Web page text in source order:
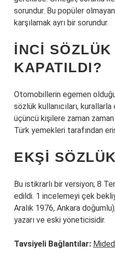
sorundur. Bu popüler
karşılamak ayrı bir sorundur.
İNCI SÖZLÜK
KAPATILDI?
Otomobillerin egemen
sözlük kullanıcıları,
üçüncü kişilere zaman
Türk yemekleri tarafından
EKŞI
Bu istikrarlı bir versiyon; 8
edildi. 1 incelemeyi çek
Aralık 1976, Ankara
yazarı ve eski yöneticisidir.
Tavsiyeli Bağlantılar: